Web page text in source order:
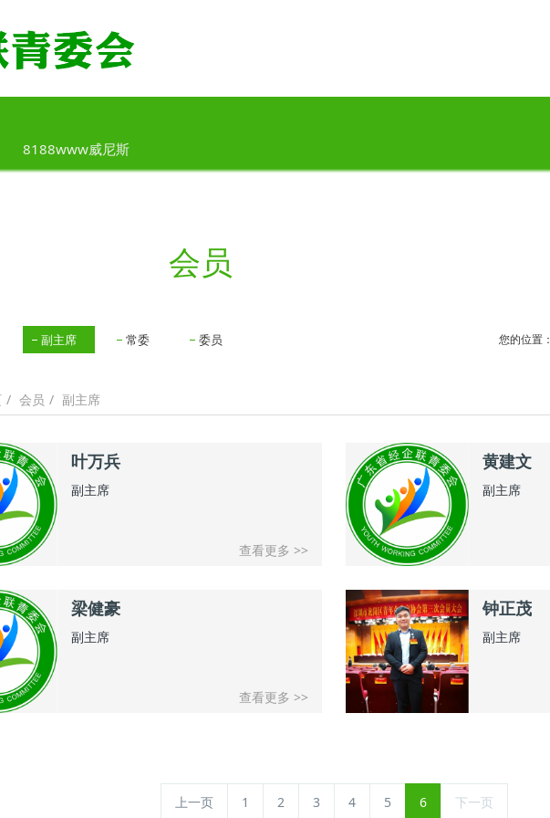
8188www威尼斯
会员
副主席 常委 委员 您的位置：
会员 副主席
叶万兵
副主席
查看更多 >>
黄建文
副主席
梁健豪
副主席
查看更多 >>
钟正茂
副主席
上一页 1 2 3 4 5 6 下一页